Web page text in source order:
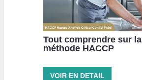
Tout comprendre sur la
méthode HACCP
VOIR EN DETAIL